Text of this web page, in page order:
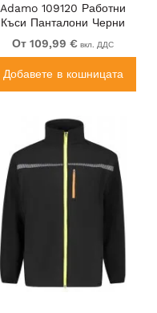
Adamo 109120 Работни
Къси Панталони Черни
От 109,99 € вкл. ДДС
Добавете в кошницата